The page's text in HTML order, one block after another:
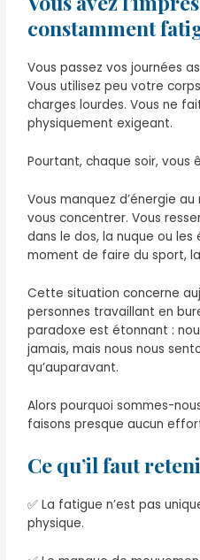
constamment
Vous passez vos journées
Vous utilisez peu votre
charges lourdes. Vous ne
physiquement exigeant.
Pourtant, chaque soir, vous
Vous manquez d’énergie
vous concentrer. Vous
dans le dos, la nuque ou les
moment de faire du sport,
Cette situation concerne
personnes travaillant en
paradoxe est étonnant :
jamais, mais nous nous
qu’auparavant.
Alors pourquoi sommes-
faisons presque aucun
Ce qu’il faut
✅ La fatigue n’est pas
physique.